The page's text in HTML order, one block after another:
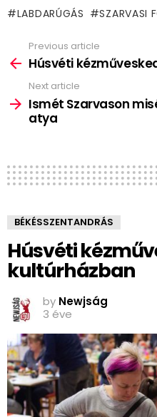
LABDARÚGÁS SZARVASI
more
Previous article
Húsvéti
Next article
Ismét Szarvason
atya
BÉKÉSSZENTANDRÁS
Húsvéti
kultúrházban
by Newjság
3 éve